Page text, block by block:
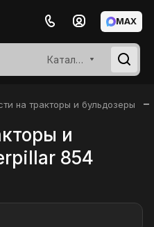
Каталог
MAX
на тракторы и бульдозеры –
и
854